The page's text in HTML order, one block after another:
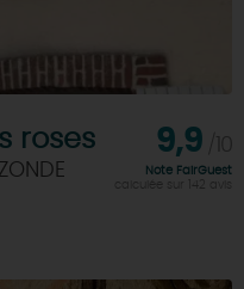
roses 9,9
Note FairGuest
calculée sur 142 avis